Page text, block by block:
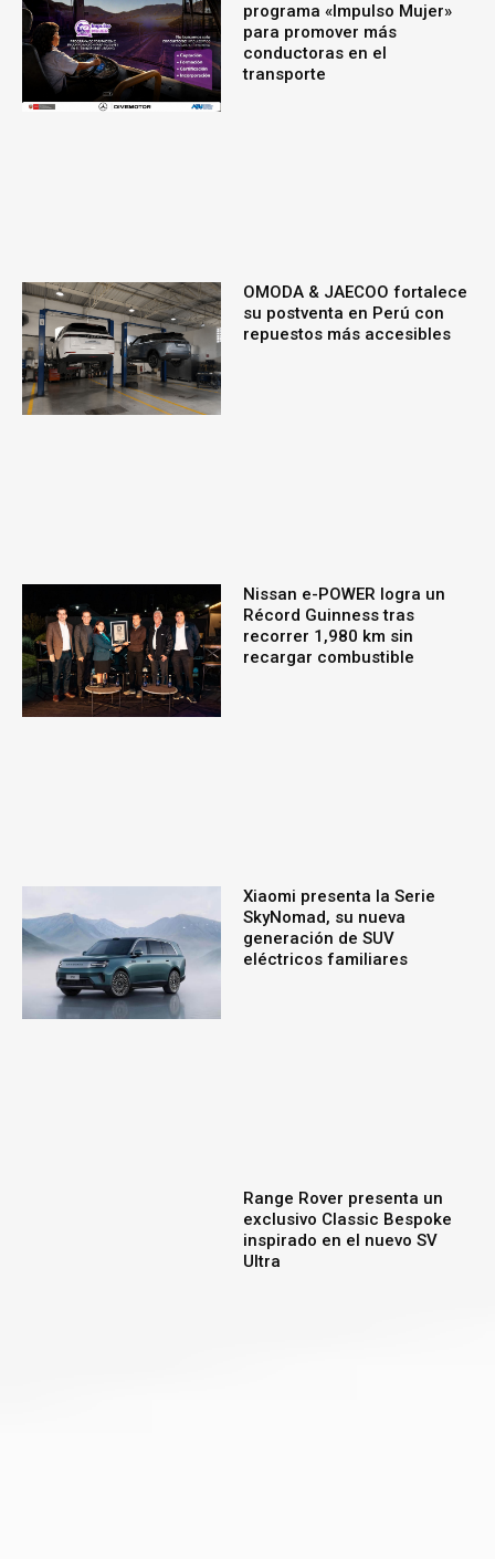
programa «Impulso Mujer»
para promover más
conductoras en el
transporte
OMODA & JAECOO fortalece
su postventa en Perú con
repuestos más accesibles
Nissan e-POWER logra un
Récord Guinness tras
recorrer 1,980 km sin
recargar combustible
Xiaomi presenta la Serie
SkyNomad, su nueva
generación de SUV
eléctricos familiares
Range Rover presenta un
exclusivo Classic Bespoke
inspirado en el nuevo SV
Ultra